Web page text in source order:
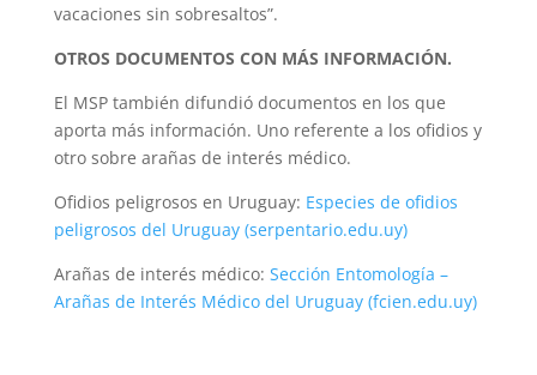
vacaciones sin sobresaltos”.
OTROS DOCUMENTOS CON MÁS INFORMACIÓN.
El MSP también difundió documentos en los que
aporta más información. Uno referente a los ofidios y
otro sobre arañas de interés médico.
Ofidios peligrosos en Uruguay: Especies de ofidios
peligrosos del Uruguay (serpentario.edu.uy)
Arañas de interés médico: Sección Entomología –
Arañas de Interés Médico del Uruguay (fcien.edu.uy)